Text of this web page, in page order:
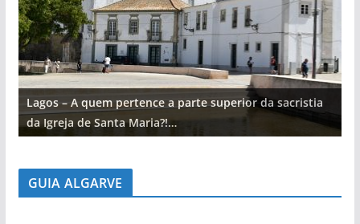
Lagos – A quem pertence a parte superior da sacristia
da Igreja de Santa Maria?!…
GUIA ALGARVE